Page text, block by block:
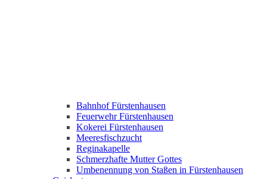
Bahnhof Fürstenhausen
Feuerwehr Fürstenhausen
Kokerei Fürstenhausen
Meeresfischzucht
Reginakapelle
Schmerzhafte Mutter Gottes
Umbenennung von Staßen in Fürstenhausen